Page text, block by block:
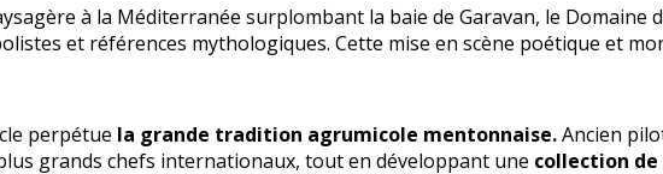
à la Méditerranée surplombant la baie de Garavan, le
et références mythologiques. Cette mise en scène poétique et
perpétue la grande tradition agrumicole mentonnaise.Ancien
grands chefs internationaux, tout en développant une collection